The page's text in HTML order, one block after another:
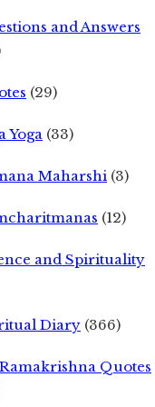
and Answers
(29)
Yoga (33)
Maharshi (3)
(12)
and Spirituality
Diary (366)
Quotes